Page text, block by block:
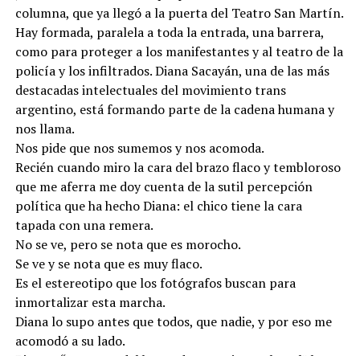
columna, que ya llegó a la puerta del Teatro San Martín.
Hay formada, paralela a toda la entrada, una barrera,
como para proteger a los manifestantes y al teatro de la
policía y los infiltrados. Diana Sacayán, una de las más
destacadas intelectuales del movimiento trans
argentino, está formando parte de la cadena humana y
nos llama.
Nos pide que nos sumemos y nos acomoda.
Recién cuando miro la cara del brazo flaco y tembloroso
que me aferra me doy cuenta de la sutil percepción
política que ha hecho Diana: el chico tiene la cara
tapada con una remera.
No se ve, pero se nota que es morocho.
Se ve y se nota que es muy flaco.
Es el estereotipo que los fotógrafos buscan para
inmortalizar esta marcha.
Diana lo supo antes que todos, que nadie, y por eso me
acomodó a su lado.